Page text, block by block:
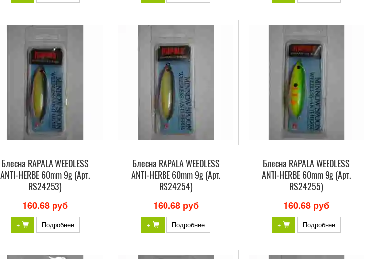
Блесна RAPALA WEEDLESS
ANTI-HERBE 60mm 9g (Арт.
RS24253)
160.68 руб
+ Подробнее
Блесна RAPALA WEEDLESS
ANTI-HERBE 60mm 9g (Арт.
RS24254)
160.68 руб
+ Подробнее
Блесна RAPALA WEEDLESS
ANTI-HERBE 60mm 9g (Арт.
RS24255)
160.68 руб
+ Подробнее